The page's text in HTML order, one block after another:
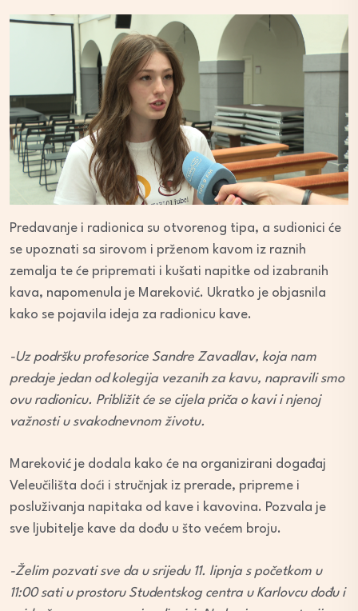
Predavanje i radionica su otvorenog tipa, a sudionici će
se upoznati sa sirovom i prženom kavom iz raznih
zemalja te će pripremati i kušati napitke od izabranih
kava, napomenula je Mareković. Ukratko je objasnila
kako se pojavila ideja za radionicu kave.
-Uz podršku profesorice Sandre Zavadlav, koja nam
predaje jedan od kolegija vezanih za kavu, napravili smo
ovu radionicu. Približit će se cijela priča o kavi i njenoj
važnosti u svakodnevnom životu.
Mareković je dodala kako će na organizirani događaj
Veleučilišta doći i stručnjak iz prerade, pripreme i
posluživanja napitaka od kave i kavovina. Pozvala je
sve ljubitelje kave da dođu u što većem broju.
-Želim pozvati sve da u srijedu 11. lipnja s početkom u
11:00 sati u prostoru Studentskog centra u Karlovcu dođu i